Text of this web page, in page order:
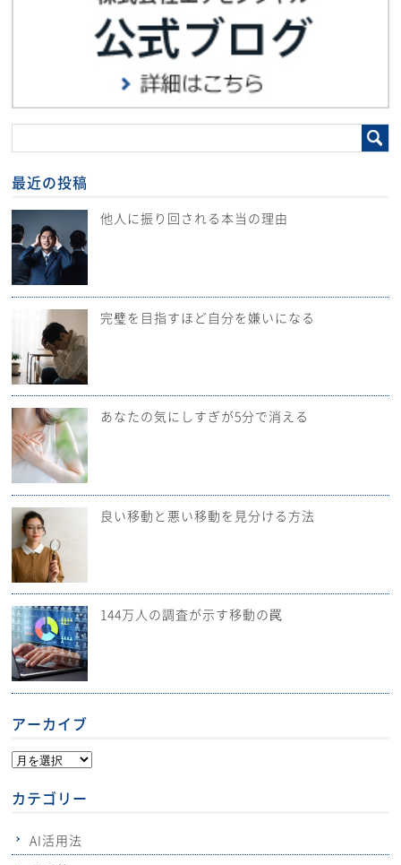
最近の投稿
他人に振り回される本当の理由
完璧を目指すほど自分を嫌いになる
あなたの気にしすぎが5分で消える
良い移動と悪い移動を見分ける方法
144万人の調査が示す移動の罠
アーカイブ
カテゴリー
AI活用法